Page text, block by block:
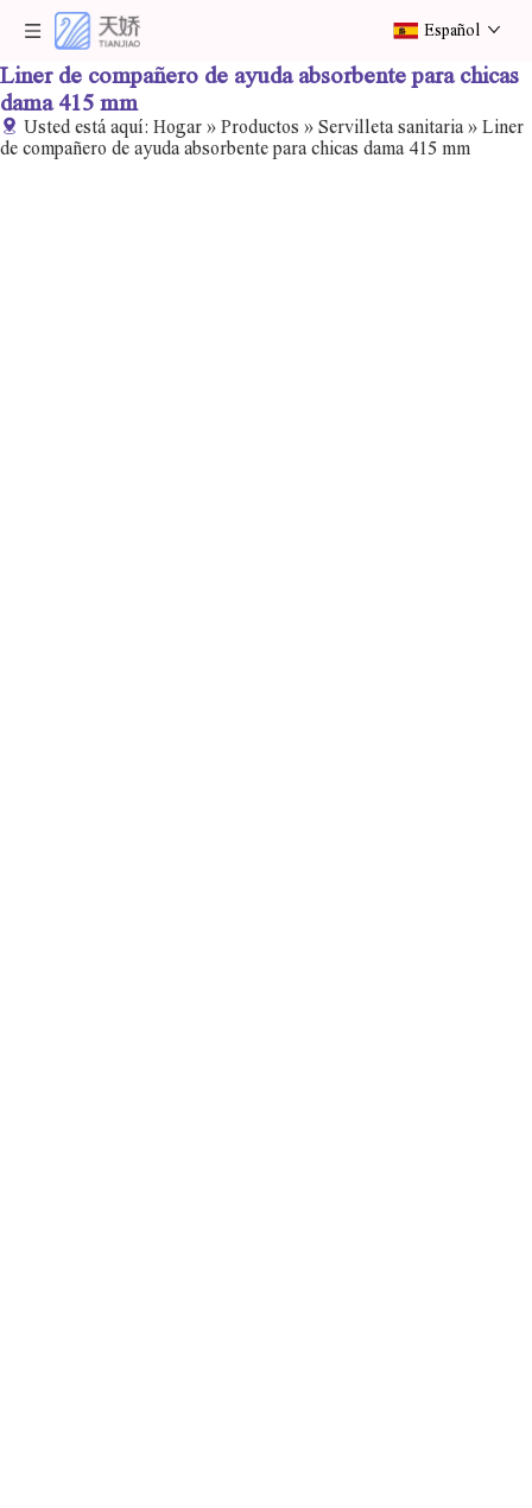
Español
Liner de compañero de ayuda absorbente para chicas
dama 415 mm
Usted está aquí: Hogar » Productos » Servilleta sanitaria » Liner
de compañero de ayuda absorbente para chicas dama 415 mm